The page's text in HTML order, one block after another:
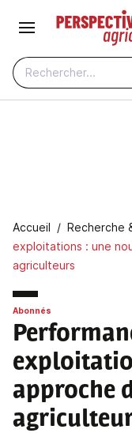
Aller au contenu principal
Rechercher...
Fil d'Ariane
Accueil Recherche
exploitations : une
agriculteurs
Abonnés
approche